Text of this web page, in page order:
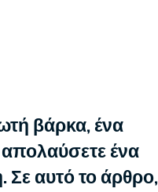
βάρκα, ένα
απολαύσετε ένα
Σε αυτό το άρθρο,